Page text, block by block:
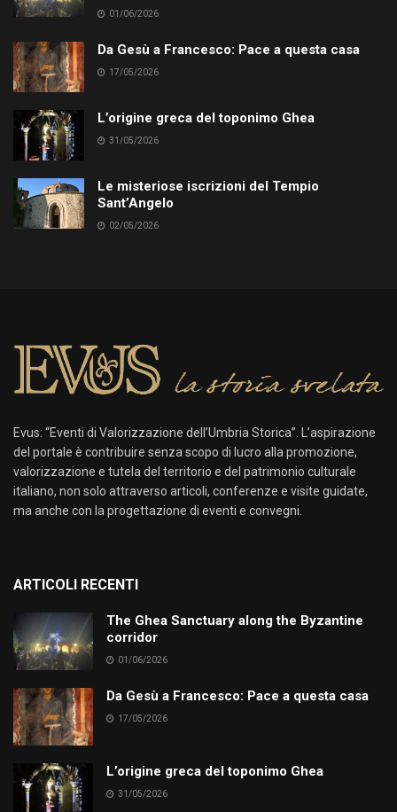
01/06/2026
Da Gesù a Francesco: Pace a questa casa
17/05/2026
L’origine greca del toponimo Ghea
31/05/2026
Le misteriose iscrizioni del Tempio
Sant’Angelo
02/05/2026
Evus: “Eventi di Valorizzazione dell’Umbria Storica”. L’aspirazione
del portale è contribuire senza scopo di lucro alla promozione,
valorizzazione e tutela del territorio e del patrimonio culturale
italiano, non solo attraverso articoli, conferenze e visite guidate,
ma anche con la progettazione di eventi e convegni.
ARTICOLI RECENTI
The Ghea Sanctuary along the Byzantine
corridor
01/06/2026
Da Gesù a Francesco: Pace a questa casa
17/05/2026
L’origine greca del toponimo Ghea
31/05/2026